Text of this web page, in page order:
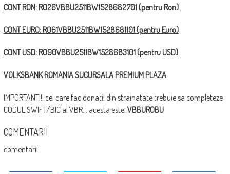
CONT RON: RO26VBBU2511BW1528682701 (pentru Ron)
CONT EURO: RO61VBBU2511BW1528681101 (pentru Euro)
CONT USD: RO90VBBU2511BW1528683101 (pentru USD)
VOLKSBANK ROMANIA SUCURSALA PREMIUM PLAZA
IMPORTANT!!! cei care fac donatii din strainatate trebuie sa completeze
CODUL SWIFT/BIC al VBR… acesta este: VBBUROBU
COMENTARII
comentarii